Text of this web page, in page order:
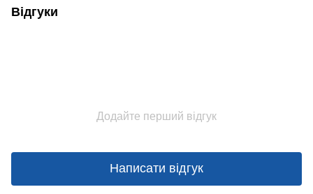
Відгуки
Додайте перший відгук
Написати відгук